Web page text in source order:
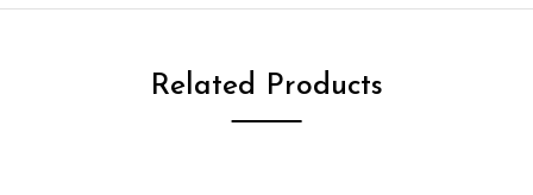
Related Products